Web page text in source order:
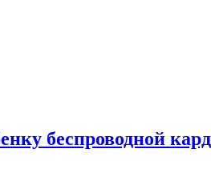
беспроводной